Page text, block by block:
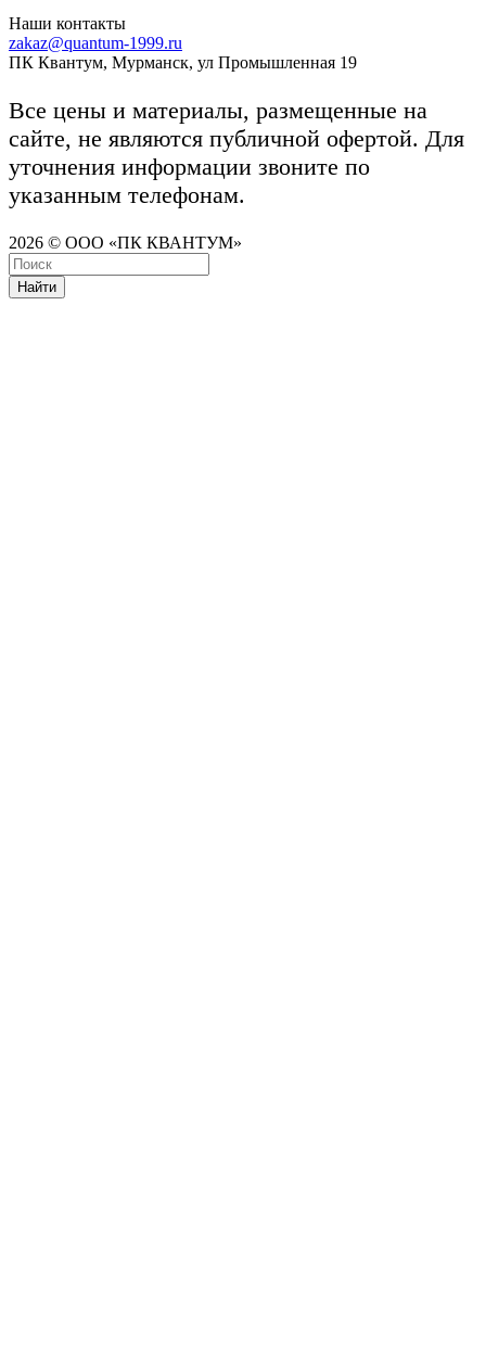
Наши контакты
zakaz@quantum-1999.ru
ПК Квантум, Мурманск, ул Промышленная 19
Все цены и материалы, размещенные на
сайте, не являются публичной офертой. Для
уточнения информации звоните по
указанным телефонам.
2026 © ООО «ПК КВАНТУМ»
Найти